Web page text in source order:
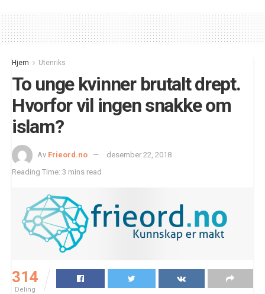
Hjem Utenriks
To unge kvinner brutalt drept.
Hvorfor vil ingen snakke om
islam?
Av Frieord.no
desember 22, 2018
Reading Time: 3 mins read
314
Deling